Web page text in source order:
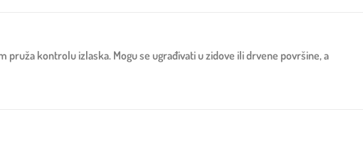
kontrolu izlaska. Mogu se ugrađivati u zidove ili drvene površine, a